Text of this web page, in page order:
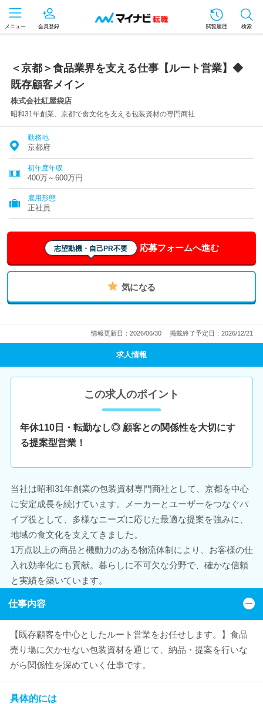
メニュー 会員登録 閲覧履歴 検索
＜京都＞食品業界を支える仕事【ルート営業】◆
既存顧客メイン
株式会社紅屋袋店
昭和31年創業、京都で食文化を支える包装資材の専門商社
勤務地
京都府
初年度年収
400万～600万円
雇用形態
正社員
志望動機・自己PR不要 応募フォームへ進む
気になる
情報更新日：2026/06/30 掲載終了予定日：2026/12/21
求人情報
この求人のポイント
年休110日・転勤なし◎ 顧客との関係性を大切にす
る提案型営業！
当社は昭和31年創業の包装資材専門商社として、京都を中心
に安定成長を続けています。メーカーとユーザーをつなぐパ
イプ役として、多様なニーズに応じた最適な提案を強みに、
地域の食文化を支えてきました。
1万点以上の商品と機動力のある物流体制により、お客様の仕
入れ効率化にも貢献。暮らしに不可欠な分野で、確かな信頼
と実績を築いています。
仕事内容
【既存顧客を中心としたルート営業をお任せします。】食品
売り場に欠かせない包装資材を通じて、納品・提案を行いな
がら関係性を深めていく仕事です。
具体的には